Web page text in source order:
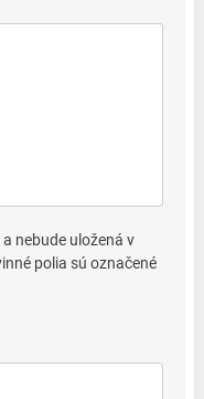
nebude uložená v
polia sú označené